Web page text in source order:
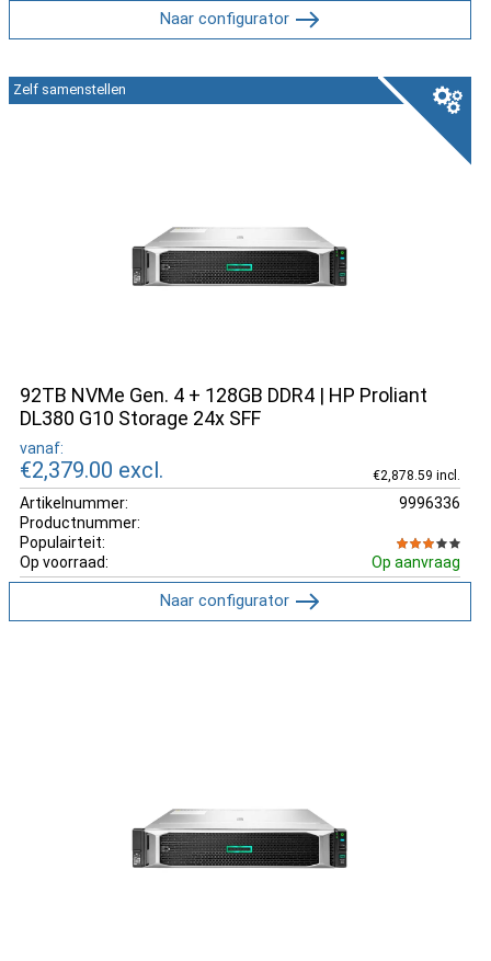
Naar configurator
92TB NVMe Gen. 4 + 128GB DDR4 | HP Proliant
DL380 G10 Storage 24x SFF
vanaf:
€2,379.00 excl. €2,878.59 incl.
Artikelnummer:
9996336
Productnummer:
Populairteit:
Op voorraad:
Op aanvraag
Zelf samenstellen
Naar configurator